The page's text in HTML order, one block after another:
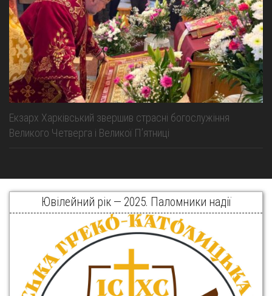
Екзарх Харківський звершив страсні богослужіння
Великого Четверга і Великої Пʼятниці
Ювілейний рік — 2025. Паломники надії